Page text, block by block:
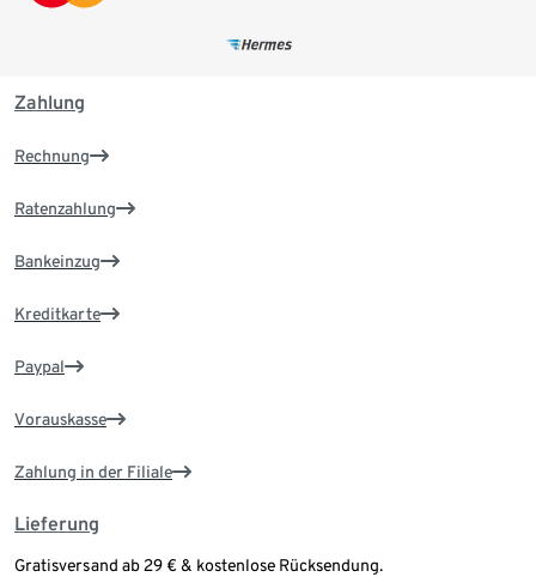
Zahlung
Rechnung
Ratenzahlung
Bankeinzug
Kreditkarte
Paypal
Vorauskasse
Zahlung in der Filiale
Lieferung
Gratisversand ab 29 € & kostenlose Rücksendung.